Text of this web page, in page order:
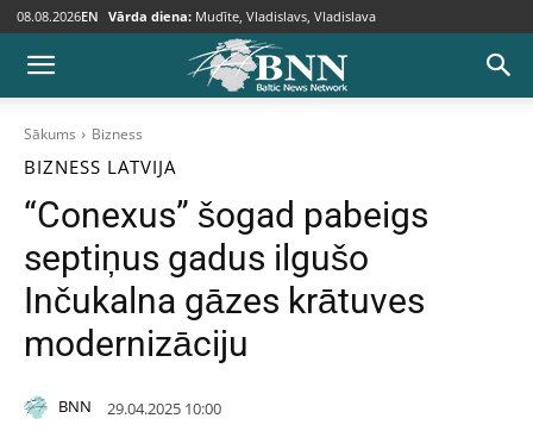
08.08.2026EN Vārda diena: Mudīte, Vladislavs, Vladislava
Sākums Bizness
BIZNESS LATVIJA
“Conexus” šogad pabeigs
septiņus gadus ilgušo
Inčukalna gāzes krātuves
modernizāciju
BNN 29.04.2025 10:00